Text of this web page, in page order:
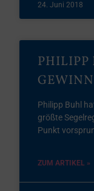
24. Juni 2018
PHILIPP
Philipp Buhl
größte
Punkt
ZUM ARTIKEL »